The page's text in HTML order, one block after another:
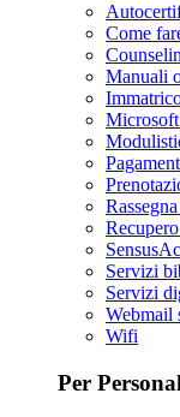
Come
Manuali
Servizi
Servizi
Webmail
Wifi
Per